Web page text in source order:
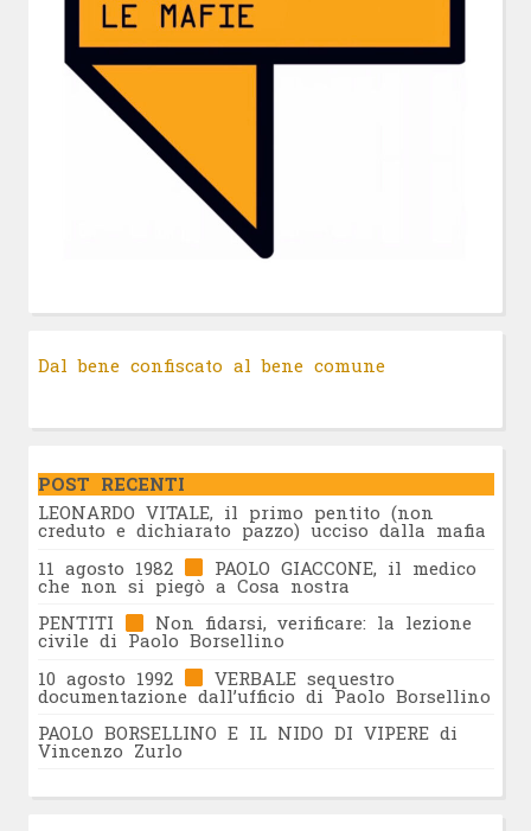
Dal bene confiscato al bene comune
POST RECENTI
LEONARDO VITALE, il primo pentito (non
creduto e dichiarato pazzo) ucciso dalla mafia
11 agosto 1982
PAOLO GIACCONE, il medico
che non si piegò a Cosa nostra
PENTITI
Non fidarsi, verificare: la lezione
civile di Paolo Borsellino
10 agosto 1992
VERBALE sequestro
documentazione dall’ufficio di Paolo Borsellino
PAOLO BORSELLINO E IL NIDO DI VIPERE di
Vincenzo Zurlo